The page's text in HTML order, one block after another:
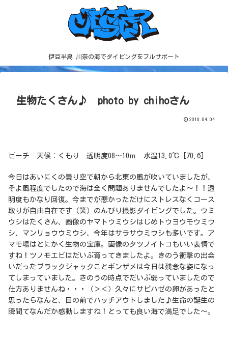
伊豆半島 川奈の海でダイビングをフルサポート
生物たくさん♪ photo by chihoさん
2010.04.04
ビーチ 天候：くもり 透明度08～10ｍ 水温13.0℃ [70.6]
今日はあいにくの曇り空で朝から北東の風が吹いていましたが、
そよ風程度でしたので海は全く問題ありませんでしたよ～！！透
明度もかなり回復。今までが悪かっただけにストレスなくコース
取りが自由自在です（笑）のんびり撮影ダイビングでした。ウミ
ウシはたくさん、画像のヤマトウミウシはじめトウヨウモウミウ
シ、マンリョウウミウシ、今年はサラサウミウシも多いです。ア
マモ場はとにかく生物の宝庫。画像のタツノイトコもいい表情で
すね！ツノモエビはだいぶ育ってきましたよ。きのう衝撃の出会
いだったブラックジャックことギンザメは今日は残念な姿になっ
てしまっていました。きのうの時点でだいぶ弱っていましたので
仕方ありませんね・・・（＞＜）久々にサビハゼの卵があったと
思ったらなんと、目の前でハッチアウトしました♪生命の誕生の
瞬間てなんだか感動しますね！とっても良い海で満足でした～。